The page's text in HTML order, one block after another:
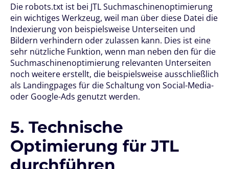
Die robots.txt ist bei JTL Suchmaschinenoptimierung
ein wichtiges Werkzeug, weil man über diese Datei die
Indexierung von beispielsweise Unterseiten und
Bildern verhindern oder zulassen kann. Dies ist eine
sehr nützliche Funktion, wenn man neben den für die
Suchmaschinenoptimierung relevanten Unterseiten
noch weitere erstellt, die beispielsweise ausschließlich
als Landingpages für die Schaltung von Social-Media-
oder Google-Ads genutzt werden.
5. Technische
Optimierung für JTL
durchführen